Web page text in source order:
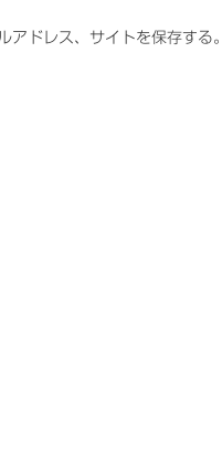
ドレス、サイトを保存する。